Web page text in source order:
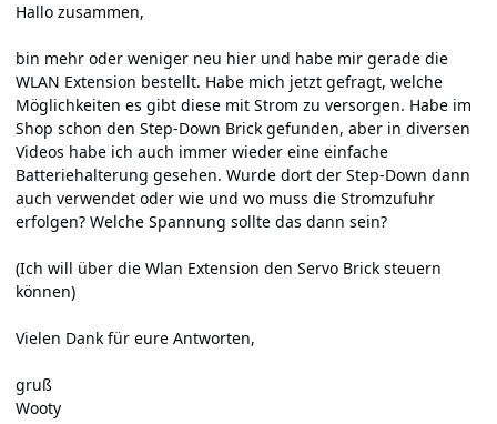
Hallo zusammen,
bin mehr oder weniger neu hier und habe mir gerade die
WLAN Extension bestellt. Habe mich jetzt gefragt, welche
Möglichkeiten es gibt diese mit Strom zu versorgen. Habe im
Shop schon den Step-Down Brick gefunden, aber in diversen
Videos habe ich auch immer wieder eine einfache
Batteriehalterung gesehen. Wurde dort der Step-Down dann
auch verwendet oder wie und wo muss die Stromzufuhr
erfolgen? Welche Spannung sollte das dann sein?
(Ich will über die Wlan Extension den Servo Brick steuern
können)
Vielen Dank für eure Antworten,
gruß
Wooty